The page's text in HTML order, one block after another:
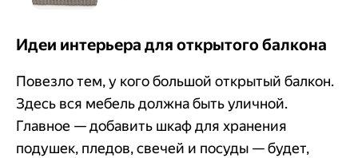
Идеи интерьера для открытого балкона
Повезло тем, у кого большой открытый балкон.
Здесь вся мебель должна быть уличной.
Главное — добавить шкаф для хранения
подушек, пледов, свечей и посуды — будет,